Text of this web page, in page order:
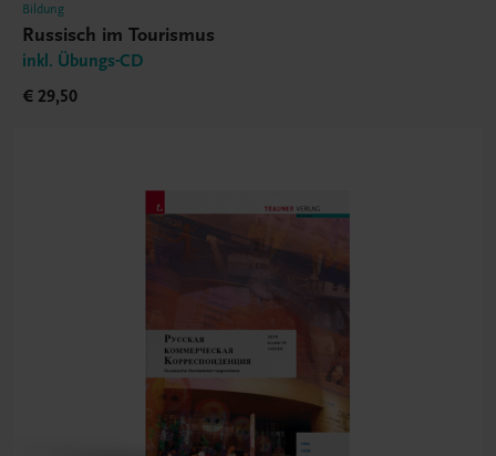
Bildung
Russisch im Tourismus
inkl. Übungs-CD
€ 29,50